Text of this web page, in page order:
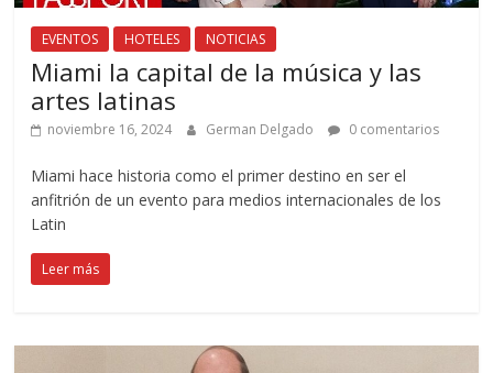
EVENTOS HOTELES NOTICIAS
Miami la capital de la música y las
artes latinas
noviembre 16, 2024 German Delgado 0 comentarios
Miami hace historia como el primer destino en ser el
anfitrión de un evento para medios internacionales de los
Latin
Leer más